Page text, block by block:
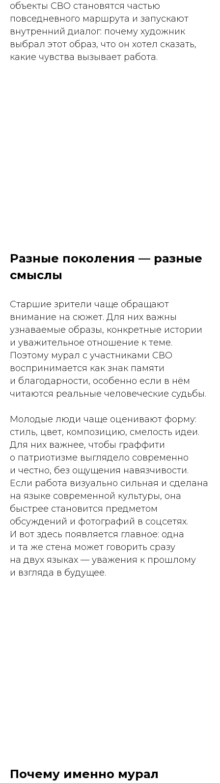
объекты СВО становятся частью
повседневного маршрута и запускают
внутренний диалог: почему художник
выбрал этот образ, что он хотел сказать,
какие чувства вызывает работа.
Разные поколения — разные
смыслы
Старшие зрители чаще обращают
внимание на сюжет. Для них важны
узнаваемые образы, конкретные истории
и уважительное отношение к теме.
Поэтому мурал с участниками СВО
воспринимается как знак памяти
и благодарности, особенно если в нём
читаются реальные человеческие судьбы.
Молодые люди чаще оценивают форму:
стиль, цвет, композицию, смелость идеи.
Для них важнее, чтобы граффити
о патриотизме выглядело современно
и честно, без ощущения навязчивости.
Если работа визуально сильная и сделана
на языке современной культуры, она
быстрее становится предметом
обсуждений и фотографий в соцсетях.
И вот здесь появляется главное: одна
и та же стена может говорить сразу
на двух языках — уважения к прошлому
и взгляда в будущее.
Почему именно мурал